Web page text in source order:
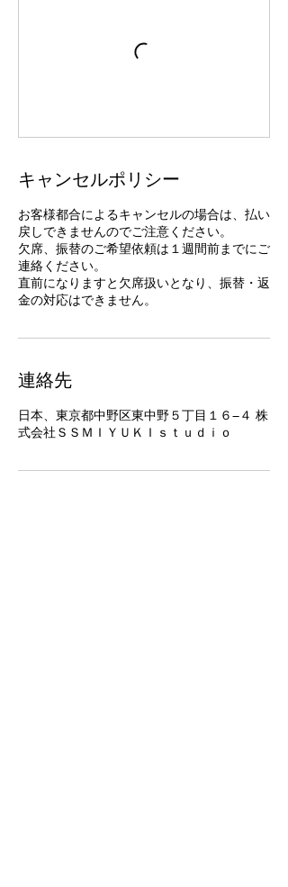
キャンセルポリシー
お客様都合によるキャンセルの場合は、払い
戻しできませんのでご注意ください。
欠席、振替のご希望依頼は１週間前までにご
連絡ください。
直前になりますと欠席扱いとなり、振替・返
金の対応はできません。
連絡先
日本、東京都中野区東中野５丁目１６−４ 株
式会社ＳＳＭＩＹＵＫＩｓｔｕｄｉｏ